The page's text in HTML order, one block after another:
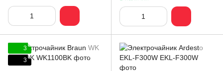
3
3